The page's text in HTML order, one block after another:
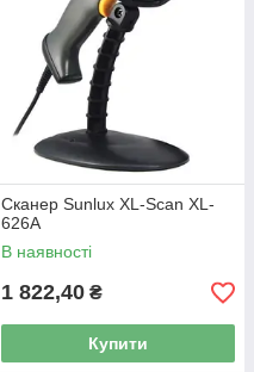
Сканер Sunlux XL-Scan XL-
626A
В наявності
1 822,40 ₴
Купити